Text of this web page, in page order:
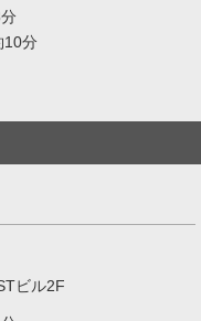
10分
ビル2F